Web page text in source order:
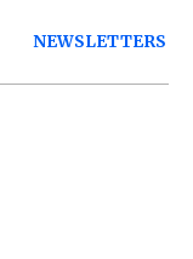
NEWSLETTERS